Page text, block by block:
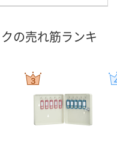
の売れ筋ランキ